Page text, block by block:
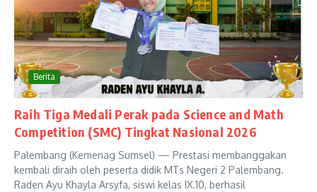
Berita
Raih Tiga Medali Perak pada Science and Math
Competition (SMC) Tingkat Nasional 2026
Palembang (Kemenag Sumsel) — Prestasi membanggakan
kembali diraih oleh peserta didik MTs Negeri 2 Palembang.
Raden Ayu Khayla Arsyfa, siswi kelas IX.10, berhasil